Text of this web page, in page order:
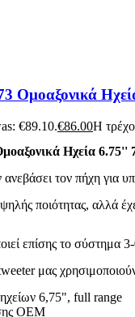
Ομοαξονικά
€89.10.€86.00Η
Ηχεία 6.75''
ανεβάσει τον πήχη για
επίσης το σύστημα
μας
6,75", full range
OEM